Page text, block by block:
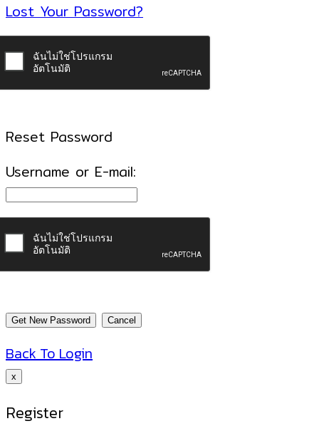
Lost Your Password?
Reset Password
Username or E-mail:
Back To Login
x
Register